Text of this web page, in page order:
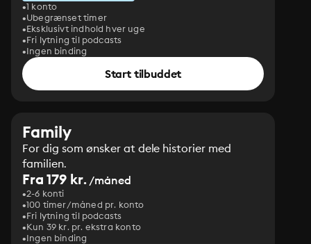
1 konto
Ubegrænset timer
Eksklusivt indhold hver uge
Fri lytning til podcasts
Ingen binding
Start tilbuddet
Family
For dig som ønsker at dele historier med
familien.
Fra 179 kr./måned
2-6 konti
100 timer/måned pr. konto
Fri lytning til podcasts
Kun 39 kr. pr. ekstra konto
Ingen binding